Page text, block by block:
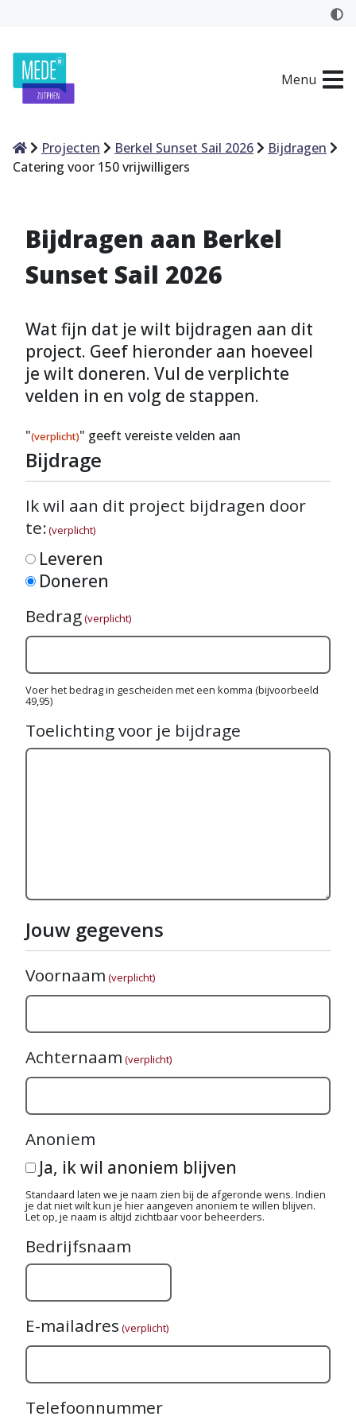
Menu
HomeProjecten Berkel Sunset Sail 2026
Bijdragen
Catering voor 150 vrijwilligers
Bijdragen aan Berkel
Sunset Sail 2026
Wat fijn dat je wilt bijdragen aan dit
project. Geef hieronder aan hoeveel
je wilt doneren. Vul de verplichte
velden in en volg de stappen.
"(verplicht)" geeft vereiste velden aan
Bijdrage
Ik wil aan dit project bijdragen door
te:(verplicht)
Leveren
Doneren
Bedrag(verplicht)
Voer het bedrag in gescheiden met een komma (bijvoorbeeld
49,95)
Toelichting voor je bijdrage
Jouw gegevens
Voornaam (verplicht)
Achternaam (verplicht)
Anoniem
Ja, ik wil anoniem blijven
Standaard laten we je naam zien bij de afgeronde wens. Indien
je dat niet wilt kun je hier aangeven anoniem te willen blijven.
Let op, je naam is altijd zichtbaar voor beheerders.
Bedrijfsnaam
E-mailadres (verplicht)
Telefoonnummer